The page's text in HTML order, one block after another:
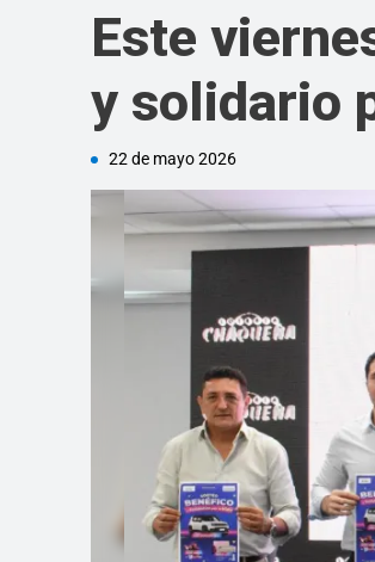
Este
y solidario
22 de mayo 2026